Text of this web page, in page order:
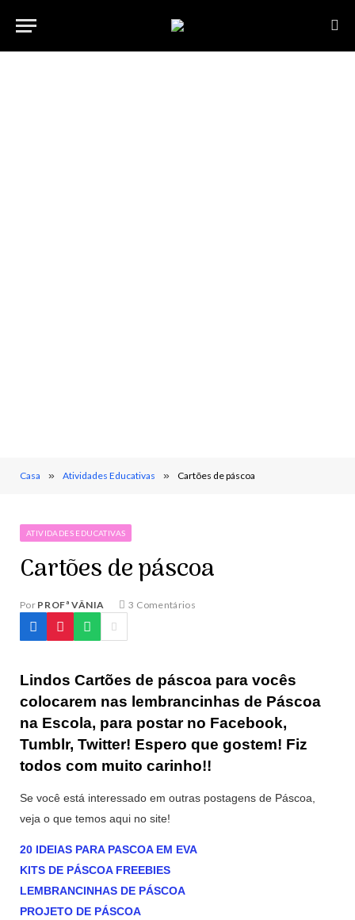
Casa » Atividades Educativas » Cartões de páscoa
ATIVIDADES EDUCATIVAS
Cartões de páscoa
Por PROFª VÂNIA 3 Comentários
Lindos Cartões de páscoa para vocês
colocarem nas lembrancinhas de Páscoa
na Escola, para postar no Facebook,
Tumblr, Twitter! Espero que gostem! Fiz
todos com muito carinho!!
Se você está interessado em outras postagens de Páscoa,
veja o que temos aqui no site!
20 IDEIAS PARA PASCOA EM EVA
KITS DE PÁSCOA FREEBIES
LEMBRANCINHAS DE PÁSCOA
PROJETO DE PÁSCOA